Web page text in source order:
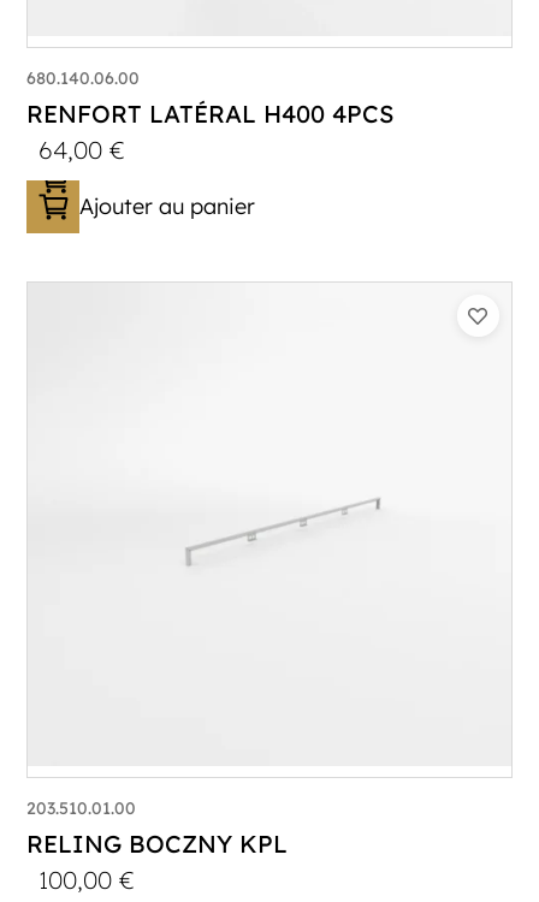
680.140.06.00
RENFORT LATÉRAL H400 4PCS
64,00€
Ajouter au panier
203.510.01.00
RELING BOCZNY KPL
100,00€